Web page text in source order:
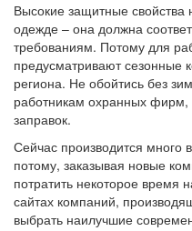
Высокие защитные свойства
одежде – она должна
требованиям. Потому для
предусматривают сезонные
региона. Не обойтись без
работникам охранных
заправок.
Сейчас производится много
потому, заказывая новые
потратить некоторое время
сайтах компаний,
выбрать наилучшие